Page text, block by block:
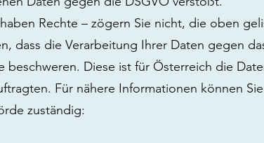
Rechte – zögern Sie nicht, die oben
dass die Verarbeitung Ihrer Daten gegen
beschweren. Diese ist für Österreich die
Für nähere Informationen können
zuständig: